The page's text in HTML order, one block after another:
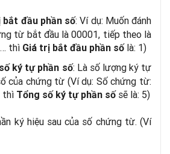
bắt đầu phần số: Ví dụ: Muốn đánh
từ bắt đầu là 00001, tiếp theo là
thì Giá trị bắt đầu phần sốlà: 1)
ký tự phần số: Là số lượng ký tự
của chứng từ (Ví dụ: Số chứng từ:
thì Tổng số ký tự phần sốsẽ là: 5)
ký hiệu sau của số chứng từ. (Ví